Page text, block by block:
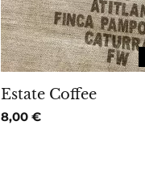
Estate Coffee
8,00 €